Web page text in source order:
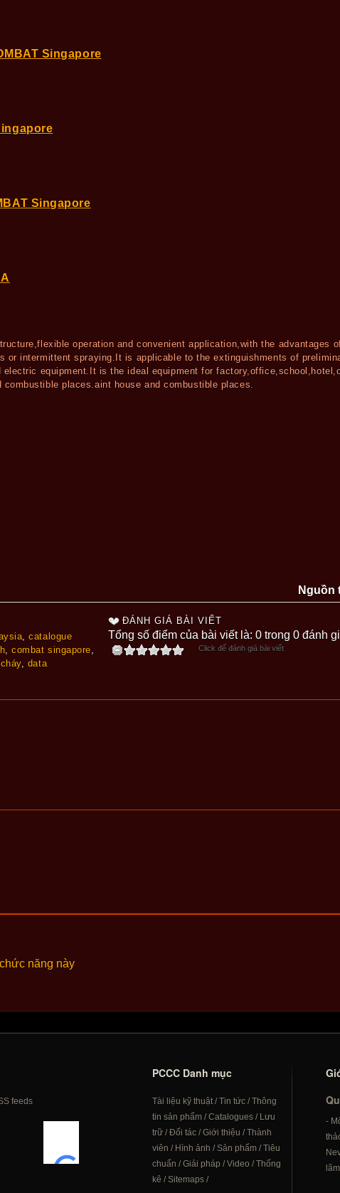
Singapore
Singapore
operation and convenient application,with the advantages
or intermittent spraying.It is applicable to the extinguishments of
equipment.It is the ideal equipment for
places.aint house and combustible places.
Nguồn
,catalogue
,combat singapore,
, data
ĐÁNH GIÁ BÀI VIẾT
Tổng số điểm của bài viết là: 0 trong 0 đánh
Click để đánh giá bài viết
năng này
feeds
PCCC Danh mục
Tài liệu kỹ thuật/Tin tức/Thông
tin sản phẩm/Catalogues/ Lưu
trữ/Đối tác/Giới thiệu /Thành
viên / Hình ảnh /Sản phẩm/Tiêu
chuẩn /Giải pháp /Video /Thống
kê /Sitemaps/
-
lãm